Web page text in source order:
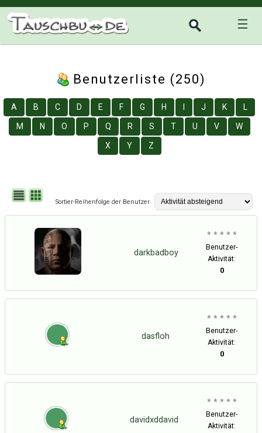
☰
Benutzerliste (250)
A B C D E F G H J K L
M N O P Q R S T U V W
X Y Z
Sortier-Reihenfolge der Benutzer
darkbadboy
* * * * *
Benutzer-
Aktivität:
0
dasfloh
* * * * *
Benutzer-
Aktivität:
0
davidxddavid
* * * * *
Benutzer-
Aktivität: